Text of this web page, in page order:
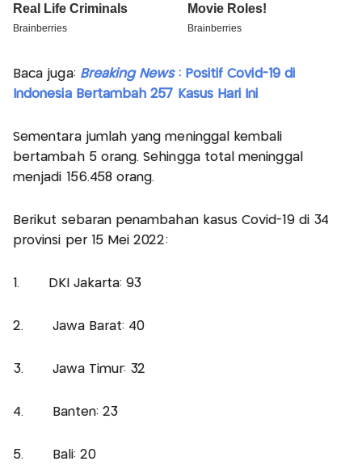
Baca juga: Breaking News: Positif Covid-19 di
Indonesia Bertambah 257 Kasus Hari Ini
Sementara jumlah yang meninggal kembali
bertambah 5 orang. Sehingga total meninggal
menjadi 156.458 orang.
Berikut sebaran penambahan kasus Covid-19 di 34
provinsi per 15 Mei 2022:
1. DKI Jakarta: 93
2. Jawa Barat: 40
3. Jawa Timur: 32
4. Banten: 23
5. Bali: 20